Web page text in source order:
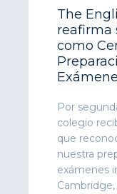
The
reafirma
como
Por
colegio
que
nuestra
exámenes